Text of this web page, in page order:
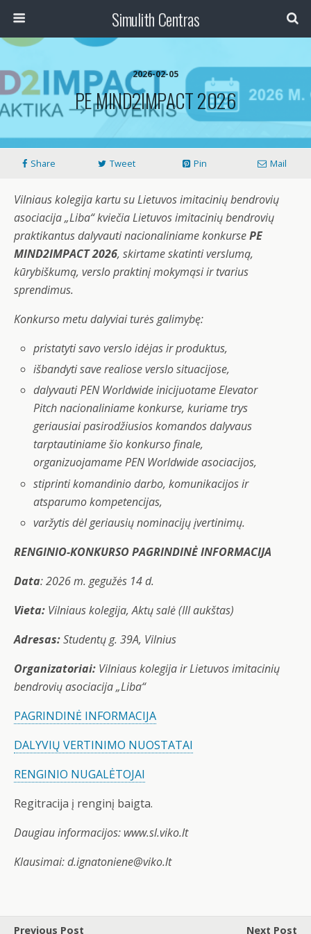
Simulith Centras
2026-02-05
PE MIND2IMPACT 2026
Share Tweet Pin Mail
Vilniaus kolegija kartu su Lietuvos imitacinių bendrovių
asociacija „Liba“ kviečia Lietuvos imitacinių bendrovių
praktikantus dalyvauti nacionaliniame konkursePE
MIND2IMPACT 2026, skirtame skatinti verslumą,
kūrybiškumą, verslo praktinį mokymąsi ir tvarius
sprendimus.
Konkurso metu dalyviai turės galimybę:
pristatyti savo verslo idėjas ir produktus,
išbandyti save realiose verslo situacijose,
dalyvauti PEN Worldwide inicijuotame Elevator
Pitch nacionaliniame konkurse, kuriame trys
geriausiai pasirodžiusios komandos dalyvaus
tarptautiniame šio konkurso finale,
organizuojamame PEN Worldwide asociacijos,
stiprinti komandinio darbo, komunikacijos ir
atsparumo kompetencijas,
varžytis dėl geriausių nominacijų įvertinimų.
RENGINIO-KONKURSO PAGRINDINĖ INFORMACIJA
Data: 2026 m. gegužės 14 d.
Vieta: Vilniaus kolegija, Aktų salė (III aukštas)
Adresas:Studentų g. 39A, Vilnius
Organizatoriai: Vilniaus kolegija ir Lietuvos imitacinių
bendrovių asociacija „Liba“
PAGRINDINĖ INFORMACIJA
DALYVIŲ VERTINIMO NUOSTATAI
RENGINIO NUGALĖTOJAI
Regitracija į renginį baigta.
Daugiau informacijos: www.sl.viko.lt
Klausimai: d.ignatoniene@viko.lt
Previous Post Next Post